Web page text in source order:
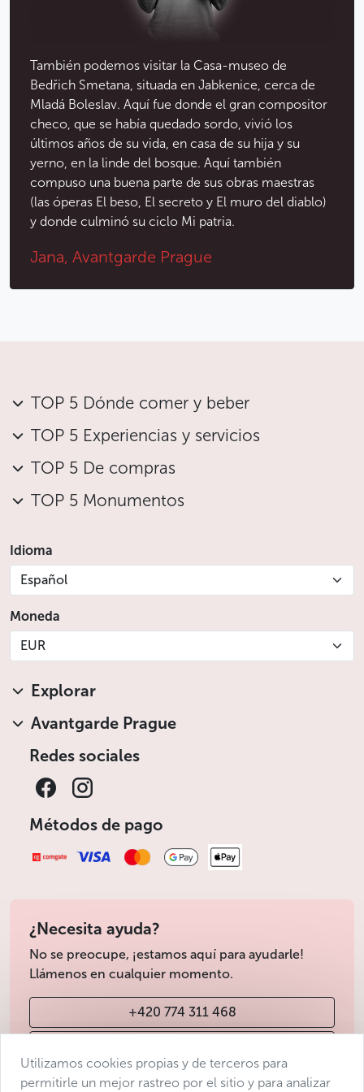
También podemos visitar la Casa-museo de
Bedřich Smetana, situada en Jabkenice, cerca de
Mladá Boleslav. Aquí fue donde el gran compositor
checo, que se había quedado sordo, vivió los
últimos años de su vida, en casa de su hija y su
yerno, en la linde del bosque. Aquí también
compuso una buena parte de sus obras maestras
(las óperas El beso, El secreto y El muro del diablo)
y donde culminó su ciclo Mi patria.
Jana, Avantgarde Prague
TOP 5 Dónde comer y beber
TOP 5 Experiencias y servicios
TOP 5 De compras
TOP 5 Monumentos
Idioma
Español
Moneda
EUR
Explorar
Avantgarde Prague
Redes sociales
Métodos de pago
¿Necesita ayuda?
No se preocupe, ¡estamos aquí para ayudarle!
Llámenos en cualquier momento.
+420 774 311 468
Utilizamos cookies propias y de terceros para
permitirle un mejor rastreo por el sitio y para analizar